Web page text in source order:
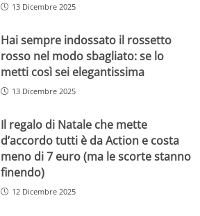
13 Dicembre 2025
Hai sempre indossato il rossetto
rosso nel modo sbagliato: se lo
metti così sei elegantissima
13 Dicembre 2025
Il regalo di Natale che mette
d’accordo tutti è da Action e costa
meno di 7 euro (ma le scorte stanno
finendo)
12 Dicembre 2025